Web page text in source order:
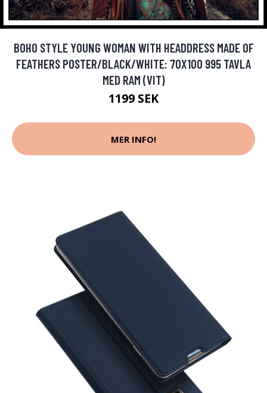
BOHO STYLE YOUNG WOMAN WITH HEADDRESS MADE OF
FEATHERS POSTER/BLACK/WHITE: 70X100 995 TAVLA
MED RAM (VIT)
1199 SEK
MER INFO!